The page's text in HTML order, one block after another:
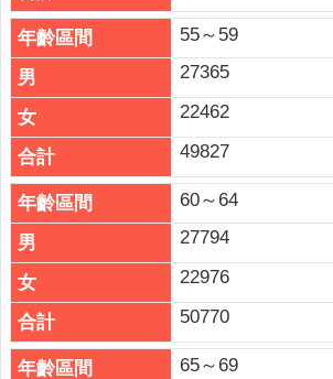
55～59
27365
22462
49827
60～64
27794
22976
50770
65～69